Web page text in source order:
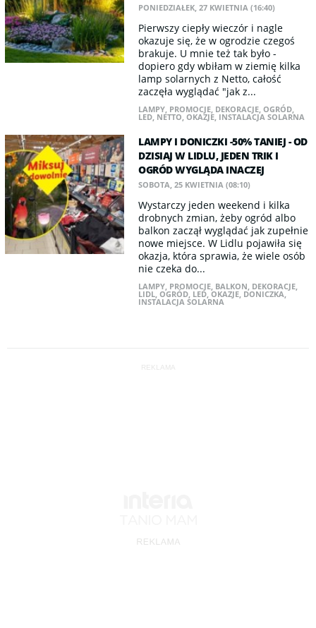
PONIEDZIAŁEK, 27 KWIETNIA (16:40)
Pierwszy ciepły wieczór i nagle
okazuje się, że w ogrodzie czegoś
brakuje. U mnie też tak było -
dopiero gdy wbiłam w ziemię kilka
lamp solarnych z Netto, całość
zaczęła wyglądać "jak z...
LAMPY, PROMOCJE, DEKORACJE,OGRÓD,
LED, NETTO,OKAZJE, INSTALACJA SOLARNA
LAMPY I DONICZKI -50% TANIEJ - OD
DZISIAJ W LIDLU, JEDEN TRIK I
OGRÓD WYGLĄDA INACZEJ
SOBOTA, 25 KWIETNIA (08:10)
Wystarczy jeden weekend i kilka
drobnych zmian, żeby ogród albo
balkon zaczął wyglądać jak zupełnie
nowe miejsce. W Lidlu pojawiła się
okazja, która sprawia, że wiele osób
nie czeka do...
LAMPY, PROMOCJE, BALKON, DEKORACJE,
LIDL,OGRÓD, LED,OKAZJE, DONICZKA,
INSTALACJA SOLARNA
REKLAMA